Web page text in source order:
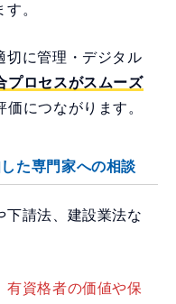
。
切に管理・デジタル
プロセスがスムーズ
につながります。
た専門家への相談
下請法、建設業法な
有資格者の価値や保